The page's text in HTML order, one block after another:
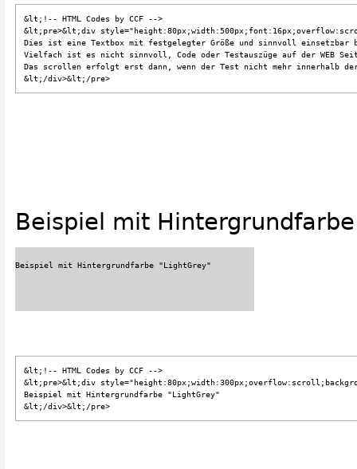
&lt;!-- HTML Codes by CCF -->
&lt;pre>&lt;div
Dies ist eine Textbox mit festgelegter Größe und sinnvoll einsetzbar
Vielfach ist es nicht sinnvoll, Code oder Testauszüge auf der WEB
Das scrollen erfolgt erst dann, wenn der Test nicht mehr innerhalb
&lt;/div>&lt;/pre>
Beispiel mit
&lt;!-- HTML Codes by CCF -->
&lt;pre>&lt;div
Beispiel mit Hintergrundfarbe "LightGrey"
&lt;/div>&lt;/pre>